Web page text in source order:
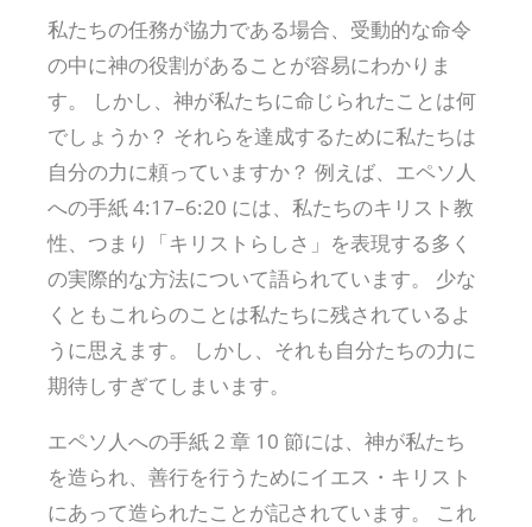
私たちの任務が協力である場合、受動的な命令
の中に神の役割があることが容易にわかりま
す。 しかし、神が私たちに命じられたことは何
でしょうか？ それらを達成するために私たちは
自分の力に頼っていますか？ 例えば、エペソ人
への手紙 4:17–6:20 には、私たちのキリスト教
性、つまり「キリストらしさ」を表現する多く
の実際的な方法について語られています。 少な
くともこれらのことは私たちに残されているよ
うに思えます。 しかし、それも自分たちの力に
期待しすぎてしまいます。
エペソ人への手紙 2 章 10 節には、神が私たち
を造られ、善行を行うためにイエス・キリスト
にあって造られたことが記されています。 これ